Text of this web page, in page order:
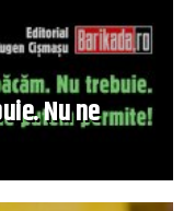
Nu ne